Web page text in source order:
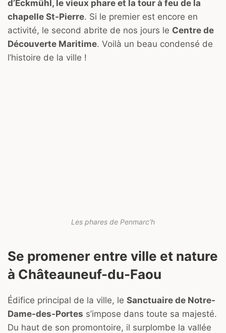
d’Eckmühl, le vieux phare et la tour à feu de la
chapelle St-Pierre. Si le premier est encore en
activité, le second abrite de nos jours le Centre de
Découverte Maritime. Voilà un beau condensé de
l’histoire de la ville !
Les phares de Penmarc’h
Se promener entre ville et nature
à Châteauneuf-du-Faou
Édifice principal de la ville, le Sanctuaire de Notre-
Dame-des-Portes s’impose dans toute sa majesté.
Du haut de son promontoire, il surplombe la vallée